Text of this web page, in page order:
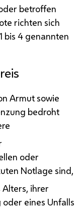
betroffen
richten sich
1 bis 4 genannten
Armut sowie
bedroht
oder
Notlage sind,
ihrer
eines Unfalls